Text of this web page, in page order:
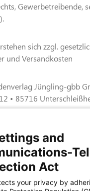
Gewerbetreibende,
sich zzgl.
und Versandkosten
Jüngling-gbb
• 85716
für das
unter TU4® durch
and
Act
your privacy by